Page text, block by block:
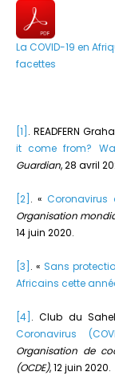
La COVID-19 en
facettes
[1] . READFERN
it come from?
Guardian, 28 avril
[2] . «Coronavirus
Organisation
14 juin 2020.
[3] . « Sans
Africains cette
[4] . Club du
Coronavirus
Organisation de
(OCDE), 12 juin 2020.